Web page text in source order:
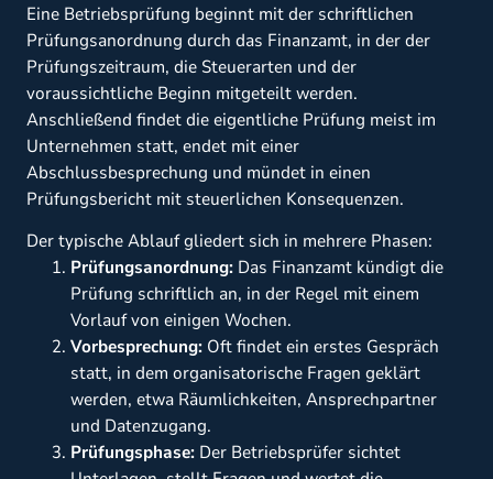
Eine Betriebsprüfung beginnt mit der schriftlichen
Prüfungsanordnung durch das Finanzamt, in der der
Prüfungszeitraum, die Steuerarten und der
voraussichtliche Beginn mitgeteilt werden.
Anschließend findet die eigentliche Prüfung meist im
Unternehmen statt, endet mit einer
Abschlussbesprechung und mündet in einen
Prüfungsbericht mit steuerlichen Konsequenzen.
Der typische Ablauf gliedert sich in mehrere Phasen:
Prüfungsanordnung: Das Finanzamt kündigt die
Prüfung schriftlich an, in der Regel mit einem
Vorlauf von einigen Wochen.
Vorbesprechung: Oft findet ein erstes Gespräch
statt, in dem organisatorische Fragen geklärt
werden, etwa Räumlichkeiten, Ansprechpartner
und Datenzugang.
Prüfungsphase: Der Betriebsprüfer sichtet